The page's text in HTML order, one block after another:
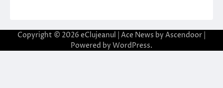
Copyright © 2026 eClujeanul | Ace News by Ascendoor
Powered by WordPress.